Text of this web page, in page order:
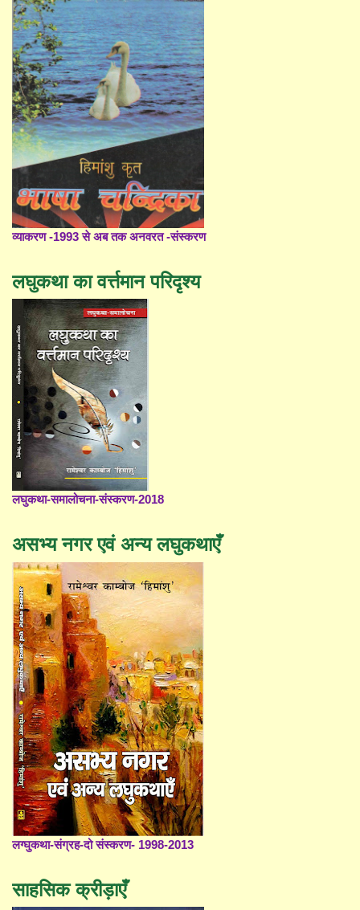
व्याकरण -1993 से अब तक अनवरत -संस्करण
लघुकथा का वर्त्तमान परिदृश्य
लघुकथा-समालोचना-संस्करण-2018
असभ्य नगर एवं अन्य लघुकथाएँ
लग्घुकथा-संग्रह-दो संस्करण- 1998-2013
साहसिक क्रीड़ाएँ